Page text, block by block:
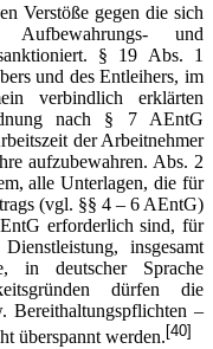
Verstöße gegen die sich
und
§ 19 Abs. 1
und des Entleihers, im
verbindlich erklärten
nach § 7 AEntG
der Arbeitnehmer
aufzubewahren. Abs. 2
alle Unterlagen, die für
(vgl. §§ 4 – 6 AEntG)
erforderlich sind, für
insgesamt
in deutscher Sprache
dürfen die
Bereithaltungspflichten –
überspannt werden. [40]